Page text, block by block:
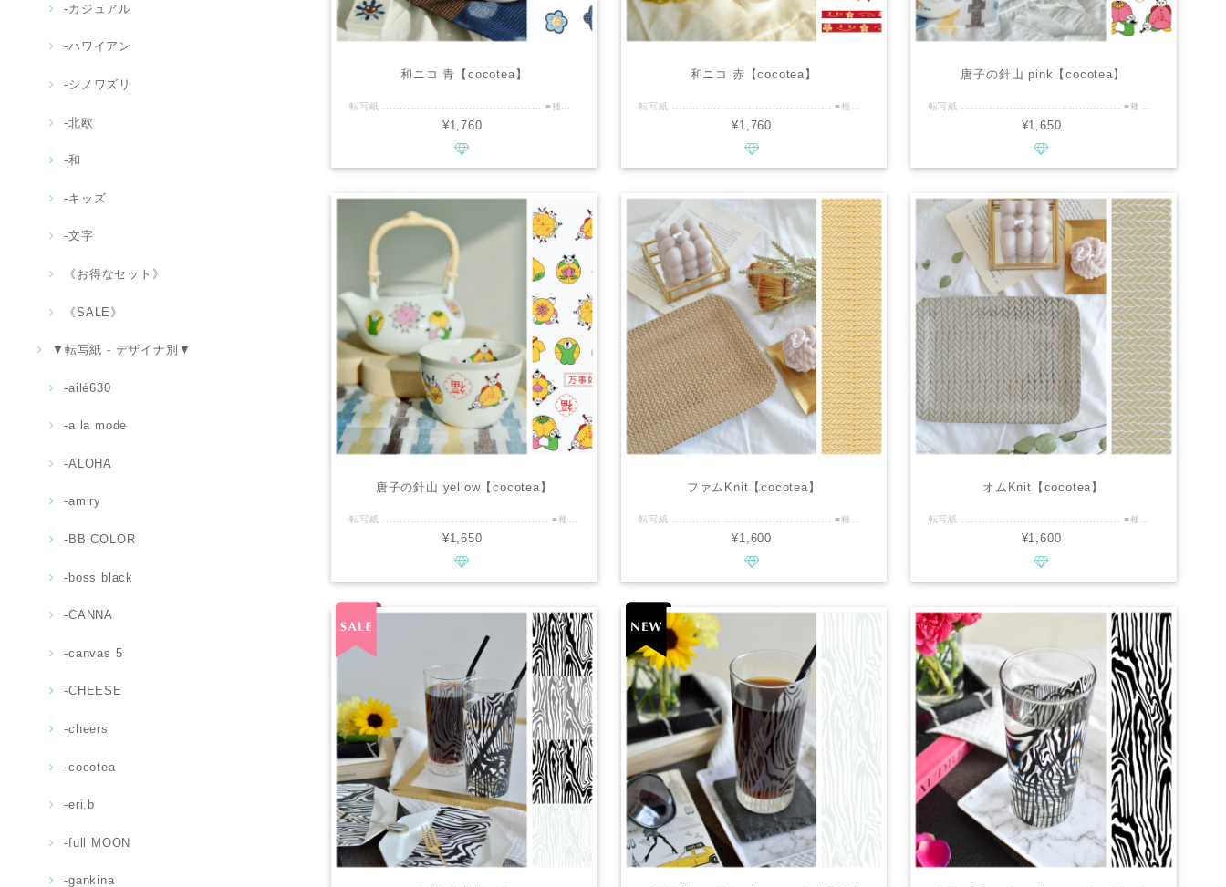
‐カジュアル
‐ハワイアン
-シノワズリ
-北欧
‐和
-キッズ
‐文字
《お得なセット》
《SALE》
▼転写紙 - デザイナ別▼
-ailé630
-a la mode
-ALOHA
-amiry
-BB COLOR
-boss black
-CANNA
-canvas 5
-CHEESE
-cheers
-cocotea
-eri.b
-full MOON
-gankina
和ニコ 青【cocotea】
¥1,760
和ニコ 赤【cocotea】
¥1,760
唐子の針山 pink【cocotea】
¥1,650
唐子の針山 yellow【cocotea】
¥1,650
ファムKnit【cocotea】
¥1,600
オムKnit【cocotea】
¥1,600